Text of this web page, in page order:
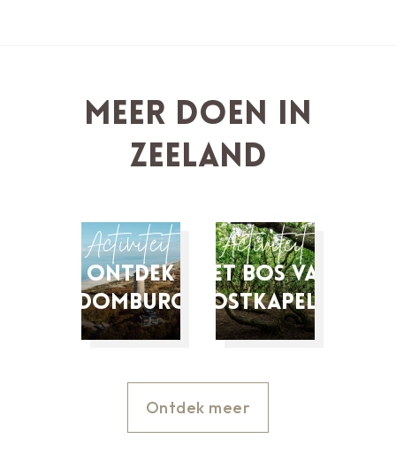
Meer doen in
Zeeland
Activiteit
Ontdek
Domburg
Activiteit
Het bos van
Oostkapelle
Ontdek meer